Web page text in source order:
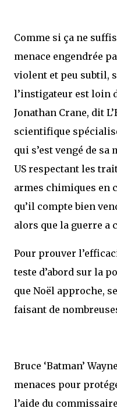
Comme si ça ne
menace engendrée
violent et peu subtil,
l’instigateur est loin
Jonathan Crane, dit
scientifique
qui s’est vengé de sa
US respectant les
armes chimiques en
qu’il compte bien
alors que la guerre a
Pour prouver
teste d’abord sur la
que Noël approche,
faisant de
Bruce ‘Batman’
menaces pour
l’aide du